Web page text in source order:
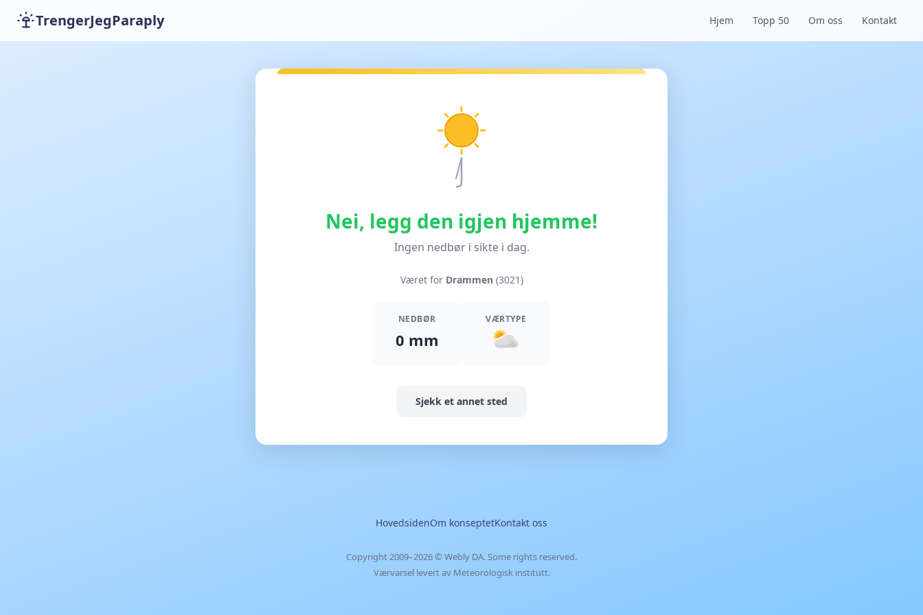
TrengerJegParaply Hjem Topp 50 Om oss Kontakt
Nei, legg den igjen hjemme!
Ingen nedbør i sikte i dag.
Været for Drammen (3021)
NEDBØR
0 mm
VÆRTYPE
Sjekk et annet sted
HovedsidenOm konseptetKontakt oss
Copyright 2009–2026 © Webly DA. Some rights reserved.
Værvarsel levert av Meteorologisk institutt.